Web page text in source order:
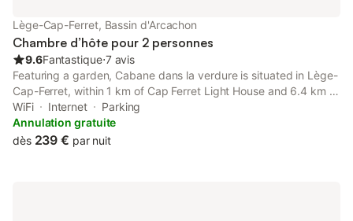
Lège-Cap-Ferret, Bassin d'Arcachon
Chambre d’hôte pour 2 personnes
9.6Fantastique⋅7 avis
Featuring a garden, Cabane dans la verdure is situated in Lège-
Cap-Ferret, within 1 km of Cap Ferret Light House and 6.4 km of
Chapel of the Algerian Villa. This beachfront property offers
access to a terrace, free private parking and free WiFi.
WiFi Internet
Parking
Annulation gratuite
dès 239 € par nuit